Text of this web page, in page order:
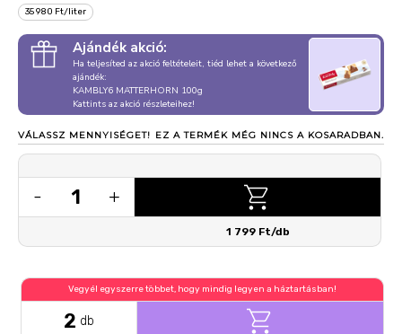
35 980 Ft/liter
Ajándék akció:
Ha teljesíted az akció feltételeit, tiéd lehet a következő
ajándék:
KAMBLY6 MATTERHORN 100g
Kattints az akció részleteihez!
VÁLASSZ MENNYISÉGET! EZ A TERMÉK MÉG NINCS A KOSARADBAN.
- 1 +
1 799 Ft/db
Vegyél egyszerre többet, hogy mindig legyen a háztartásban!
2 db